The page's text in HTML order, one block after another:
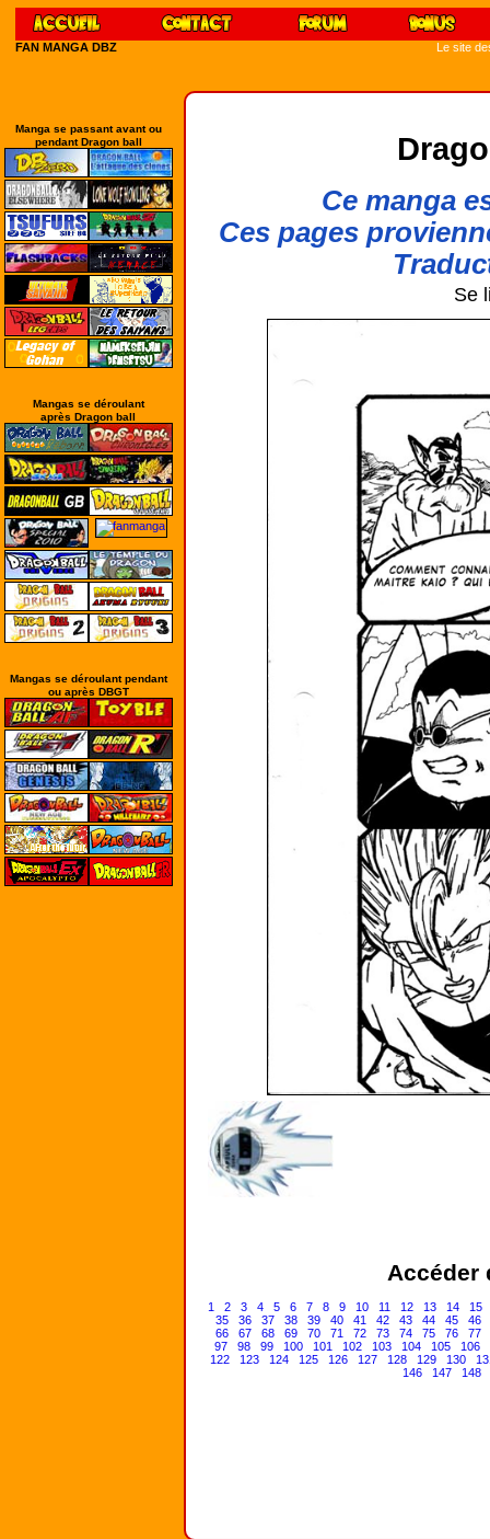
FAN MANGA DBZ Le site
Manga se passant avant ou
pendant Dragon ball
Mangas se déroulant
après Dragon ball
Mangas se déroulant pendant
ou après DBGT
Ce manga
Ces pages
Se
Accéder
1 2 3 4 5 6 7 8 9 10 11 12 13 14
15
35
36 37 38 39 40 41 42 43 44 45
46
66
67 68 69 70 71 72 73 74 75 76
77
97
98 99 100 101 102 103 104 105
106
122
123 124 125 126 127 128 129 130
146
147 148